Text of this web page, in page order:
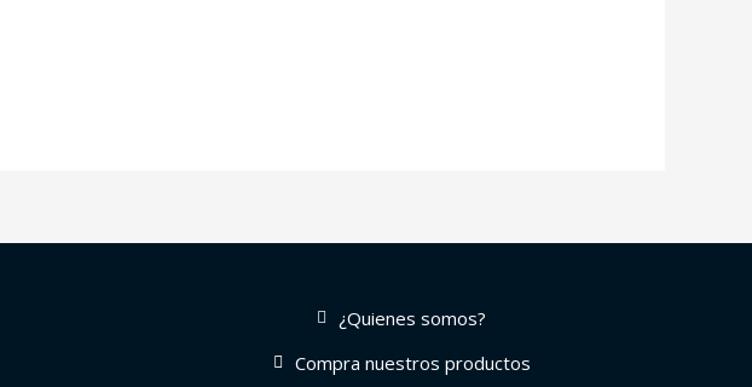
¿Quienes somos?
Compra nuestros productos